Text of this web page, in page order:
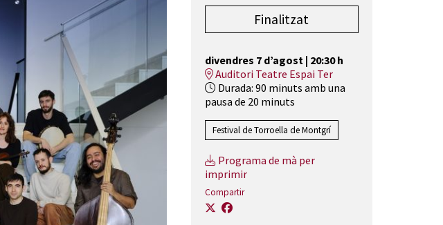
Finalitzat
divendres 7 d’agost| 20:30 h
Auditori Teatre Espai Ter
Durada: 90 minuts amb una
pausa de 20 minuts
Festival de Torroella de Montgrí
Programa de mà per
imprimir
Compartir